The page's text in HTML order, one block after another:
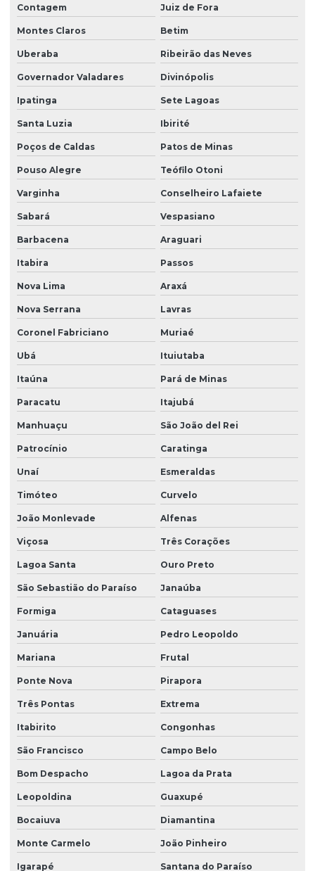
Programação de clp
Programação de clp e ihm
Programação de clp para melhorar produtividade
Programação de clp para monitoramento
Programação de clp para sistemas automatizados
Programação de clp para sistemas de produção
Projetos de automação industrial
Projetos de automação industrial simples
Retrofit de equipamentos
Retrofit em máquinas industriais
Retrofit de máquinas para modernização
Retrofit de sistemas de automação industrial
Serviço de automação industrial
Serviço de desenvolvimento de ihm
Serviço de programação de clp
Serviço de retrofit para equipamentos industriais
Serviço de retrofit e manutenção de automação
Serviço de retrofit para otimização de maquinário
Soluções de automação industrial
Soluções ihm para operadores
Contagem Juiz de Fora
Montes Claros Betim
Uberaba Ribeirão das Neves
Governador Valadares Divinópolis
Ipatinga Sete Lagoas
Santa Luzia Ibirité
Poços de Caldas Patos de Minas
Pouso Alegre Teófilo Otoni
Varginha Conselheiro Lafaiete
Sabará Vespasiano
Barbacena Araguari
Itabira Passos
Nova Lima Araxá
Nova Serrana Lavras
Coronel Fabriciano Muriaé
Ubá Ituiutaba
Itaúna Pará de Minas
Paracatu Itajubá
Manhuaçu São João del Rei
Patrocínio Caratinga
Unaí Esmeraldas
Timóteo Curvelo
João Monlevade Alfenas
Viçosa Três Corações
Lagoa Santa Ouro Preto
São Sebastião do Paraíso Janaúba
Formiga Cataguases
Januária Pedro Leopoldo
Mariana Frutal
Ponte Nova Pirapora
Três Pontas Extrema
Itabirito Congonhas
São Francisco Campo Belo
Bom Despacho Lagoa da Prata
Leopoldina Guaxupé
Bocaiuva Diamantina
Monte Carmelo João Pinheiro
Igarapé Santana do Paraíso